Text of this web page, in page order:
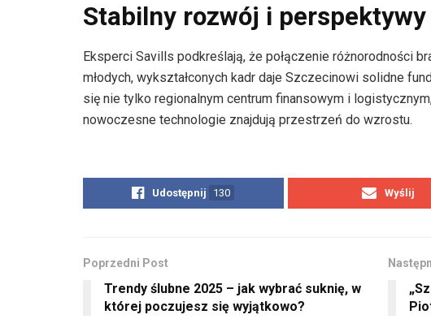
Stabilny rozwój i perspektywy
Eksperci Savills podkreślają, że połączenie różnorodności
młodych, wykształconych kadr daje Szczecinowi solidne
się nie tylko regionalnym centrum finansowym i
nowoczesne technologie znajdują przestrzeń do wzrostu.
Udostępnij 130 Wyślij
Poprzedni Post
Trendy ślubne 2025 – jak wybrać suknię, w
której poczujesz się wyjątkowo?